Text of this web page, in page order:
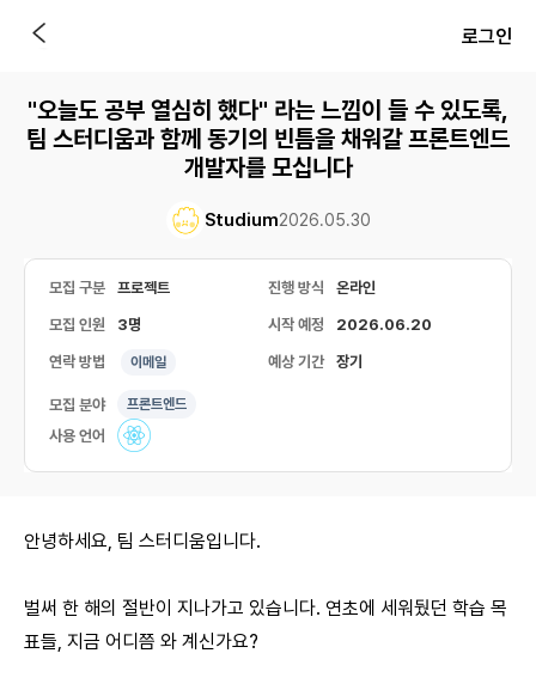
로그인
"오늘도 공부 열심히 했다" 라는 느낌이 들 수 있도록,
팀 스터디움과 함께 동기의 빈틈을 채워갈 프론트엔드
개발자를 모십니다
Studium2026.05.30
모집 구분 프로젝트 진행 방식 온라인
모집 인원 3명 시작 예정 2026.06.20
연락 방법 이메일 예상 기간 장기
모집 분야 프론트엔드
사용 언어
안녕하세요, 팀 스터디움입니다.
벌써 한 해의 절반이 지나가고 있습니다. 연초에 세워뒀던 학습 목
표들, 지금 어디쯤 와 계신가요?